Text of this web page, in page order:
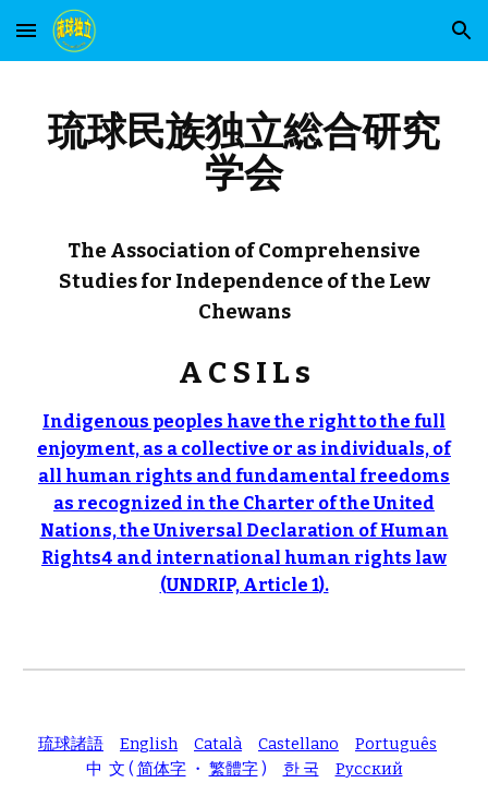
Skip to main content Skip to navigation
琉球民族独立総合研究
学会
The Association of Comprehensive
Studies for Independence of the Lew
Chewans
A C S I L s
Indigenous peoples have the right to the full
enjoyment, as a collective or as individuals, of
all human rights and fundamental freedoms
as recognized in the Charter of the United
Nations, the Universal Declaration of Human
Rights4 and international human rights law
(UNDRIP, Article 1).
琉球諸語 English Català Castellano
Português
中 文 ( 简体字・ 繁體字) 한 국 Pусский